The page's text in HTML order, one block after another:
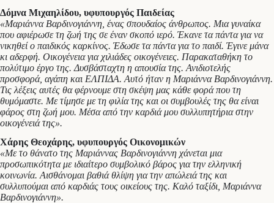
Δόμνα Μιχαηλίδου, υφυπουργός Παιδείας
«Μαριάννα Βαρδινογιάννη, ένας σπουδαίος άνθρωπος. Μια γυναίκα
που αφιέρωσε τη ζωή της σε έναν σκοπό ιερό. Έκανε τα πάντα για να
νικηθεί ο παιδικός καρκίνος. Έδωσε τα πάντα για το παιδί. Έγινε μάνα
κι αδερφή. Οικογένεια για χιλιάδες οικογένειες. Παρακαταθήκη το
πολύτιμο έργο της. Δυσβάσταχτη η απουσία της. Ανιδιοτελής
προσφορά, αγάπη και ΕΛΠΙΔΑ. Αυτό ήταν η Μαριάννα Βαρδινογιάννη.
Τις λέξεις αυτές θα φέρνουμε στη σκέψη μας κάθε φορά που τη
θυμόμαστε. Με τίμησε με τη φιλία της και οι συμβουλές της θα είναι
φάρος στη ζωή μου. Μέσα από την καρδιά μου συλλυπητήρια στην
οικογένειά της».
Χάρης Θεοχάρης, υφυπουργός Οικονομικών
«Με το θάνατο της Μαριάννας Βαρδινογιάννη χάνεται μια
προσωπικότητα με ιδιαίτερο συμβολικό βάρος για την ελληνική
κοινωνία. Αισθάνομαι βαθιά θλίψη για την απώλειά της και
συλλυπούμαι από καρδιάς τους οικείους της. Καλό ταξίδι, Μαριάννα
Βαρδινογιάννη».